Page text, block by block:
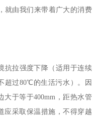
就由我们来带着广大的消费
抗拉强度下降（适用于连续
超过80℃的生活污水）。因
于等于400mm，距热水管
应采取保温措施，不得穿越